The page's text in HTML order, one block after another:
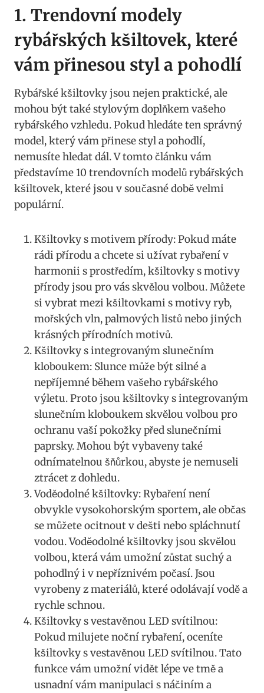
1. Trendovní⁤ modely
rybářských kšiltovek, které
⁣vám přinesou ‌styl a pohodlí
Rybářské ⁤kšiltovky ⁤jsou nejen ⁢praktické, ale
mohou ⁣být také ⁣stylovým doplňkem vašeho
rybářského vzhledu. Pokud hledáte ten správný⁣
model, který vám přinese ⁣styl a pohodlí,
nemusíte hledat dál. V tomto ⁣článku vám
představíme‍ 10 trendovních modelů rybářských
kšiltovek, které jsou v současné době velmi
populární.
Kšiltovky s motivem přírody: Pokud máte
⁢rádi přírodu a chcete si užívat ⁢rybaření v⁢
harmonii s prostředím, kšiltovky s motivy
přírody jsou ‍pro vás skvělou volbou. Můžete
si vybrat mezi kšiltovkami s motivy ryb,
mořských⁤ vln, palmových listů‍ nebo jiných⁣
krásných ⁤přírodních motivů.
Kšiltovky s integrovaným⁤ slunečním
kloboukem: Slunce může být silné a
nepříjemné během vašeho rybářského‌
výletu. Proto‍ jsou kšiltovky ⁢s integrovaným
slunečním kloboukem‌ skvělou ⁣volbou pro
ochranu vaší⁣ pokožky před slunečními
paprsky. Mohou být vybaveny také
odnímatelnou šňůrkou, abyste je nemuseli
ztrácet z dohledu.
Voděodolné kšiltovky: Rybaření není
obvykle vysokohorským sportem,​ ale ⁢občas
se ‍můžete ocitnout v‌ dešti nebo spláchnutí
vodou. Voděodolné​ kšiltovky jsou​ skvělou
volbou, která vám umožní zůstat ⁢suchý a
pohodlný i v ‍nepříznivém počasí. Jsou
vyrobeny z ⁣materiálů, které odolávají vodě a
rychle schnou.
Kšiltovky s vestavěnou ​LED svítilnou:
⁢Pokud milujete noční rybaření, oceníte
kšiltovky s ‌vestavěnou LED svítilnou. Tato⁢
funkce vám umožní​ vidět ‍lépe ve ⁢tmě a
usnadní vám⁢ manipulaci s⁣ náčiním a